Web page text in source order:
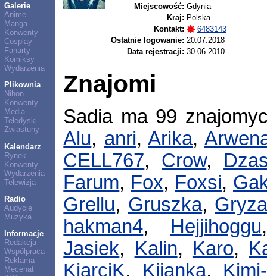
Galerie
Anime
Manga
Konwenty
Cosplay
Fanarty
Komiksy
Wydarzenia
Plikownia
Nihon
Konwenty
Media
Teledyski
Zwiastuny
Kalendarz
Rynek
Konwenty
Wydarzenia
Telewizja
Radio
Audycje
Muzyka
Informacje
Redakcja
Współpraca
Reklama
Mecenat
Miejscowość: Gdynia
Kraj: Polska
Kontakt:
6483143
Ostatnie logowanie: 20.07.2018
Data rejestracji: 30.06.2010
Znajomi
Sadia ma 99
Alu, anri,Arika,
CELL767, Crow,
Farum, Fox, Foxsi,
Grellu, Gruszka,
hakman4, Hejjihoggu
Jasiek, Kalin, Karo,
KiarciK, Kijanka,